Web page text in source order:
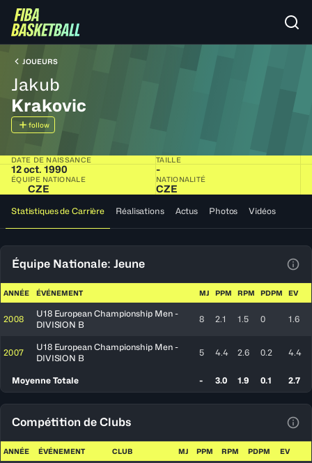
JOUEURS
Jakub
Krakovic
follow
DATE DE NAISSANCE
12 oct. 1990
TAILLE
-
ÉQUIPE NATIONALE
CZE
NATIONALITÉ
CZE
Statistiques de Carrière Réalisations Actus Photos Vidéos
Équipe Nationale: Jeune
ANNÉE ÉVÉNEMENT MJ PPM RPM PDPM EV
2008
U18 European Championship Men -
DIVISION B
8 2.1 1.5 0 1.6
2007
U18 European Championship Men -
DIVISION B
5 4.4 2.6 0.2 4.4
Moyenne Totale - 3.0 1.9 0.1 2.7
Compétition de Clubs
ANNÉE ÉVÉNEMENT CLUB MJ PPM RPM PDPM EV